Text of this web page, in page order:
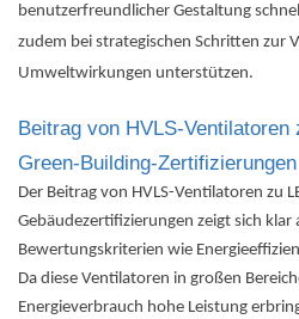
benutzerfreundlicher Gestaltung
zudem bei strategischen Schritten zur
Umweltwirkungen unterstützen.
Beitrag von HVLS-Ventilatoren
Green-Building-Zertifizierungen
Der Beitrag von HVLS-Ventilatoren zu
Gebäudezertifizierungen zeigt sich klar
Bewertungskriterien wie
Da diese Ventilatoren in großen
Energieverbrauch hohe Leistung